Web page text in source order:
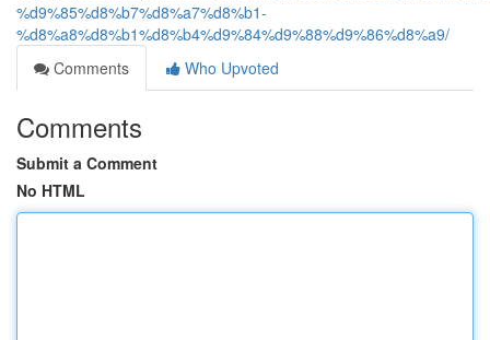
%d9%85%d8%b7%d8%a7%d8%b1-
%d8%a8%d8%b1%d8%b4%d9%84%d9%88%d9%86%d8%a9/
Comments
Who Upvoted
Comments
Submit a Comment
No HTML